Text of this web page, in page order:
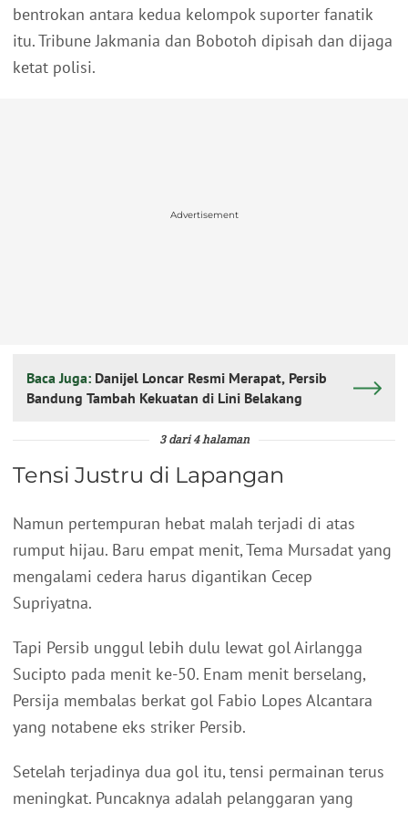
bentrokan antara kedua kelompok suporter fanatik
itu. Tribune Jakmania dan Bobotoh dipisah dan dijaga
ketat polisi.
Advertisement
Baca Juga: Danijel Loncar Resmi Merapat, Persib
Bandung Tambah Kekuatan di Lini Belakang
3 dari 4 halaman
Tensi Justru di Lapangan
Namun pertempuran hebat malah terjadi di atas
rumput hijau. Baru empat menit, Tema Mursadat yang
mengalami cedera harus digantikan Cecep
Supriyatna.
Tapi Persib unggul lebih dulu lewat gol Airlangga
Sucipto pada menit ke-50. Enam menit berselang,
Persija membalas berkat gol Fabio Lopes Alcantara
yang notabene eks striker Persib.
Setelah terjadinya dua gol itu, tensi permainan terus
meningkat. Puncaknya adalah pelanggaran yang